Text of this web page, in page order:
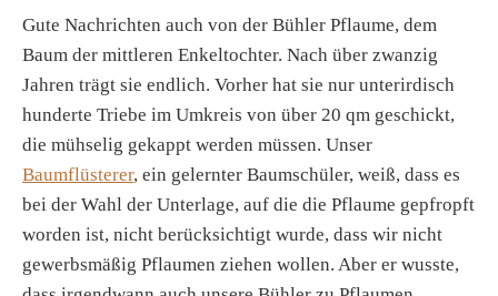
Gute Nachrichten auch von der Bühler Pflaume, dem
Baum der mittleren Enkeltochter. Nach über zwanzig
Jahren trägt sie endlich. Vorher hat sie nur unterirdisch
hunderte Triebe im Umkreis von über 20 qm geschickt,
die mühselig gekappt werden müssen. Unser
Baumflüsterer, ein gelernter Baumschüler, weiß, dass es
bei der Wahl der Unterlage, auf die die Pflaume gepfropft
worden ist, nicht berücksichtigt wurde, dass wir nicht
gewerbsmäßig Pflaumen ziehen wollen. Aber er wusste,